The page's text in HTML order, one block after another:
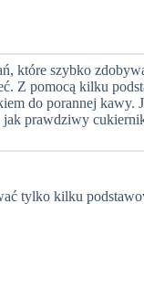
które szybko
Z pomocą kilku
do porannej
jak prawdziwy
tylko kilku